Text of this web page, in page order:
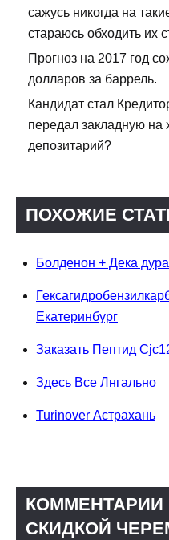
сажусь никогда на
стараюсь обходить их
Прогноз на 2017 год
долларов за баррель.
Кандидат стал
передал закладную на
депозитарий?
ПОХОЖИЕ
Болденон + Дека
Екатеринбург
Заказать Пептид
Здесь Все Лнгально
Turinover Астрахань
КОММЕНТАРИИ
СКИДКОЙ